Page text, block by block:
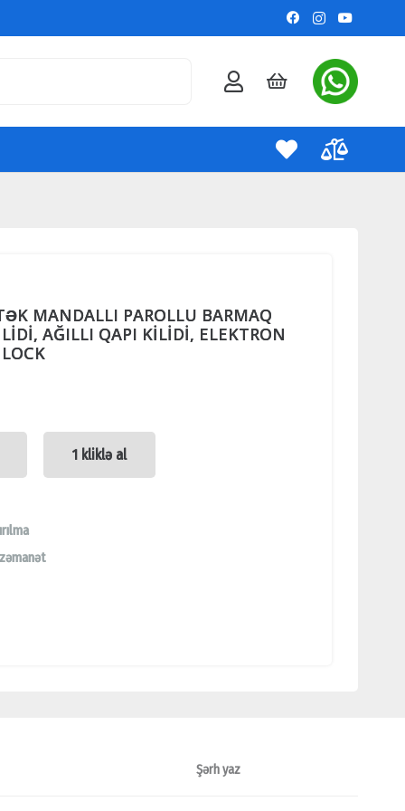
MANDALLI PAROLLU BARMAQ
AĞILLI QAPI KİLİDİ, ELEKTRON
1 kliklə al
Şərh yaz